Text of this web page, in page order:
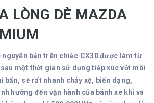
LÒNG DÈ MAZDA
bản trên chiếc CX30 được làm từ
một thời gian sử dụng tiếp xúc với môi
bẩn, sẽ rất nhanh chảy xệ, biến dạng,
hưởng đến vận hành của bánh xe khi va